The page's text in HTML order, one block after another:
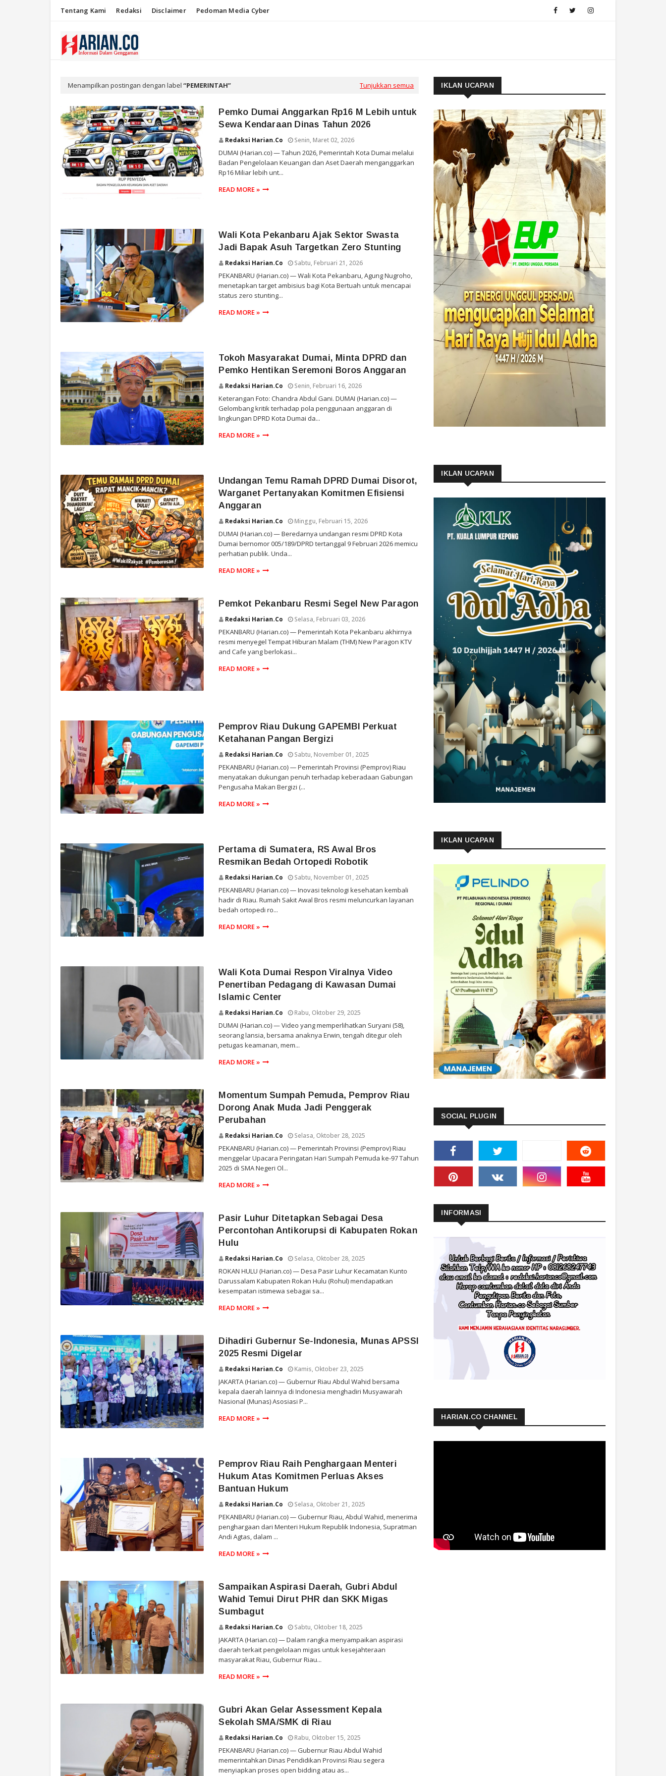
Tentang Kami Redaksi Disclaimer Pedoman Media Cyber
Menampilkan postingan dengan label PEMERINTAH Tunjukkan semua
Pemko Dumai Anggarkan Rp16 M Lebih untuk
Sewa Kendaraan Dinas Tahun 2026
Redaksi Harian.co Senin, Maret 02, 2026
DUMAI (Harian.co) — Tahun 2026, Pemerintah Kota Dumai melalui
Badan Pengelolaan Keuangan dan Aset Daerah menganggarkan
Rp16 Miliar lebih unt...
READ MORE »
Wali Kota Pekanbaru Ajak Sektor Swasta
Jadi Bapak Asuh Targetkan Zero Stunting
Redaksi Harian.co Sabtu, Februari 21, 2026
PEKANBARU (Harian.co) — Wali Kota Pekanbaru, Agung Nugroho,
menetapkan target ambisius bagi Kota Bertuah untuk mencapai
status zero stunting...
READ MORE »
Tokoh Masyarakat Dumai, Minta DPRD dan
Pemko Hentikan Seremoni Boros Anggaran
Redaksi Harian.co Senin, Februari 16, 2026
Keterangan Foto: Chandra Abdul Gani. DUMAI (Harian.co) —
Gelombang kritik terhadap pola penggunaan anggaran di
lingkungan DPRD Kota Dumai da...
READ MORE »
Undangan Temu Ramah DPRD Dumai Disorot,
Warganet Pertanyakan Komitmen Efisiensi
Anggaran
Redaksi Harian.co Minggu, Februari 15, 2026
DUMAI (Harian.co) — Beredarnya undangan resmi DPRD Kota
Dumai bernomor 005/189/DPRD tertanggal 9 Februari 2026 memicu
perhatian publik. Unda...
READ MORE »
Pemkot Pekanbaru Resmi Segel New Paragon
Redaksi Harian.co Selasa, Februari 03, 2026
PEKANBARU (Harian.co) — Pemerintah Kota Pekanbaru akhirnya
resmi menyegel Tempat Hiburan Malam (THM) New Paragon KTV
and Cafe yang berlokasi...
READ MORE »
Pemprov Riau Dukung GAPEMBI Perkuat
Ketahanan Pangan Bergizi
Redaksi Harian.co Sabtu, November 01, 2025
PEKANBARU (Harian.co) — Pemerintah Provinsi (Pemprov) Riau
menyatakan dukungan penuh terhadap keberadaan Gabungan
Pengusaha Makan Bergizi (...
READ MORE »
Pertama di Sumatera, RS Awal Bros
Resmikan Bedah Ortopedi Robotik
Redaksi Harian.co Sabtu, November 01, 2025
PEKANBARU (Harian.co) — Inovasi teknologi kesehatan kembali
hadir di Riau. Rumah Sakit Awal Bros resmi meluncurkan layanan
bedah ortopedi ro...
READ MORE »
Wali Kota Dumai Respon Viralnya Video
Penertiban Pedagang di Kawasan Dumai
Islamic Center
Redaksi Harian.co Rabu, Oktober 29, 2025
DUMAI (Harian.co) — Video yang memperlihatkan Suryani (58),
seorang lansia, bersama anaknya Erwin, tengah ditegur oleh
petugas keamanan, mem...
READ MORE »
Momentum Sumpah Pemuda, Pemprov Riau
Dorong Anak Muda Jadi Penggerak
Perubahan
Redaksi Harian.co Selasa, Oktober 28, 2025
PEKANBARU (Harian.co) — Pemerintah Provinsi (Pemprov) Riau
menggelar Upacara Peringatan Hari Sumpah Pemuda ke-97 Tahun
2025 di SMA Negeri Ol...
READ MORE »
Pasir Luhur Ditetapkan Sebagai Desa
Percontohan Antikorupsi di Kabupaten Rokan
Hulu
Redaksi Harian.co Selasa, Oktober 28, 2025
ROKAN HULU (Harian.co) — Desa Pasir Luhur Kecamatan Kunto
Darussalam Kabupaten Rokan Hulu (Rohul) mendapatkan
kesempatan istimewa sebagai sa...
READ MORE »
Dihadiri Gubernur Se-Indonesia, Munas APSSI
2025 Resmi Digelar
Redaksi Harian.co Kamis, Oktober 23, 2025
JAKARTA (Harian.co) — Gubernur Riau Abdul Wahid bersama
kepala daerah lainnya di Indonesia menghadiri Musyawarah
Nasional (Munas) Asosiasi P...
READ MORE »
Pemprov Riau Raih Penghargaan Menteri
Hukum Atas Komitmen Perluas Akses
Bantuan Hukum
Redaksi Harian.co Selasa, Oktober 21, 2025
PEKANBARU (Harian.co) — Gubernur Riau, Abdul Wahid, menerima
penghargaan dari Menteri Hukum Republik Indonesia, Supratman
Andi Agtas, dalam ...
READ MORE »
Sampaikan Aspirasi Daerah, Gubri Abdul
Wahid Temui Dirut PHR dan SKK Migas
Sumbagut
Redaksi Harian.co Sabtu, Oktober 18, 2025
JAKARTA (Harian.co) — Dalam rangka menyampaikan aspirasi
daerah terkait pengelolaan migas untuk kesejahteraan
masyarakat Riau, Gubernur Riau...
READ MORE »
Gubri Akan Gelar Assessment Kepala
Sekolah SMA/SMK di Riau
Redaksi Harian.co Rabu, Oktober 15, 2025
PEKANBARU (Harian.co) — Gubernur Riau Abdul Wahid
memerintahkan Dinas Pendidikan Provinsi Riau segera
menyiapkan proses open bidding atau as...
IKLAN UCAPAN
IKLAN UCAPAN
IKLAN UCAPAN
SOCIAL PLUGIN
INFORMASI
HARIAN.CO CHANNEL